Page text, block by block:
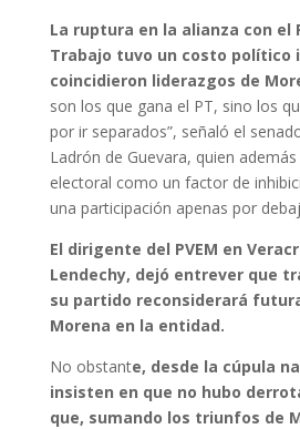
La ruptura en la alianza con el
Trabajo tuvo un costo político
coincidieron liderazgos de
son los que gana el PT, sino los
por ir separados”, señaló el
Ladrón de Guevara, quien
electoral como un factor de
una participación apenas por
El dirigente del PVEM en
Lendechy, dejó entrever que
su partido reconsiderará
Morena en la entidad.
No obstante, desde la cúpula
insisten en que no hubo
que, sumando los triunfos de